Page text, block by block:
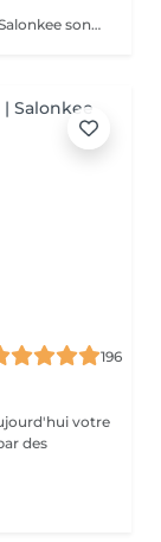
Veuillez prendre note que les prix indiqués sur Salonkee sont communiqués à titre informatif et s'entendent de base. Ces derniers sont susceptibles de varier selon le diagnostic réalisé à votre arrivée au salon et l'expertise du professionnel à qui vous confiez votre beauté. Dans tous les cas, un devis précis vous sera proposé et toutes réalisations de prestations seront effectuées avec votre accord. Un grand merci d'avance pour votre compréhension. Au plaisir de vous recevoir très vite.
196
votre
des